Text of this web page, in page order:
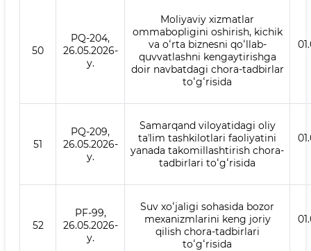
50
PQ-204,
26.05.2026-
y.
Moliyaviy xizmatlar
ommabopligini oshirish, kichik
va oʻrta biznesni qoʻllab-
quvvatlashni kengaytirishga
doir navbatdagi chora-tadbirlar
toʻgʻrisida
51
PQ-209,
26.05.2026-
y.
Samarqand viloyatidagi oliy
taʼlim tashkilotlari faoliyatini
yanada takomillashtirish chora-
tadbirlari toʻgʻrisida
52
PF-99,
26.05.2026-
y.
Suv xoʻjaligi sohasida bozor
mexanizmlarini keng joriy
qilish chora-tadbirlari
toʻgʻrisida